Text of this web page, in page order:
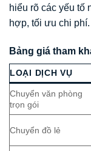
hiểu rõ các yếu tố
hợp, tối ưu chi phí.
Bảng giá tham
LOẠI DỊCH VỤ
Chuyển văn phòng
trọn gói
Chuyển đồ lẻ